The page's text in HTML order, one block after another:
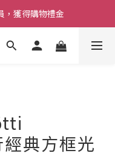
，獲得購物禮金
典方框光